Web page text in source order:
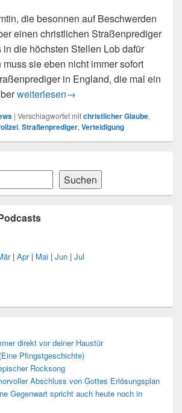
die besonnen auf Beschwerden
einen christlichen Straßenprediger
in die höchsten Stellen Lob dafür
sie eben nicht immer sofort
in England, die mal ein
Lob von höchster Stelle: Polizistin
weiterlesen→
| Verschlagwortet mitchristlicher Glaube,
, Straßenprediger, Verteidigung
Suchen
| Apr| Mai | Jun | Jul
direkt vor deiner Haustür
Pfingstgeschichte)
Rocksong
Abschluss von Gottes Erlösungsplan
Gegenwart spricht auch heute noch in